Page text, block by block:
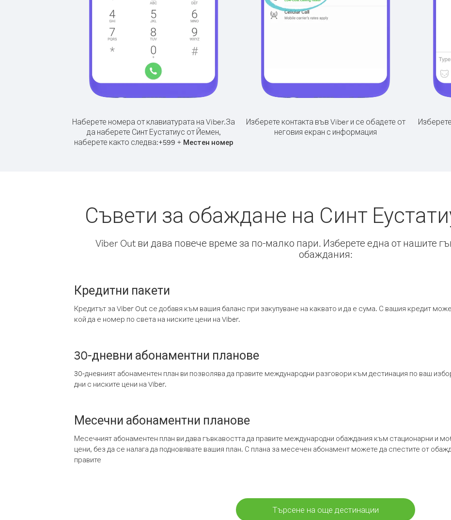
Наберете номера от клавиатурата на Viber.За
да наберете Синт Еустатиус от Йемен,
наберете както следва:+599 + Местен номер
Изберете контакта във Viber и се обадете от
неговия екран с информация
Съвети за обаждане на Синт
Viber Out ви дава повече време за по-малко пари. Изберете една от нашите
обаждания:
Кредитни пакети
Кредитът за Viber Out се добавя към вашия баланс при закупуване на каквато и да е сума. С вашия кредит
кой да е номер по света на ниските цени на Viber.
30-дневни абонаментни планове
30-дневният абонаментен план ви позволява да правите международни разговори към дестинация по ваш
дни с ниските цени на Viber.
Месечни абонаментни планове
Месечният абонаментен план ви дава гъвкавостта да правите международни обаждания към стационарни и
цени, без да се налага да подновявате вашия план. С плана за месечен абонамент можете да спестите от
правите
Търсене на още дестинации